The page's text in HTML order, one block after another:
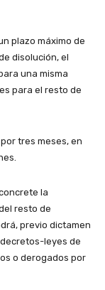
plazo máximo de
disolución, el
una misma
para el resto de
tres meses, en
la
resto de
previo dictamen
leyes de
o derogados por